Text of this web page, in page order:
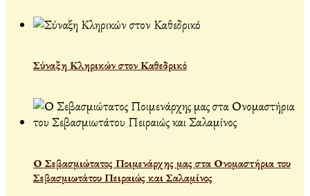
Σύναξη Κληρικών στον Καθεδρικό
Ο Σεβασμιώτατος Ποιμενάρχης μας στα Ονομαστήρια του
Σεβασμιωτάτου Πειραιώς και Σαλαμίνος